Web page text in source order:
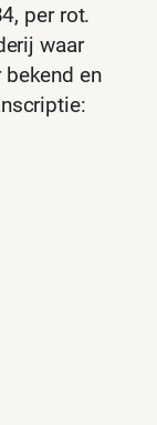
per rot.
waar
bekend en